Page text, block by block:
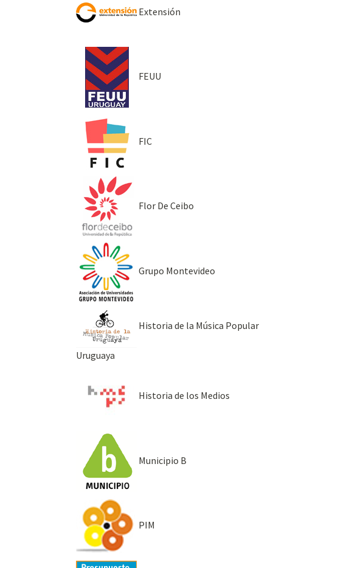
Extensión
FEUU
FIC
Flor De Ceibo
Grupo Montevideo
Historia de la Música Popular
Uruguaya
Historia de los Medios
Municipio B
PIM